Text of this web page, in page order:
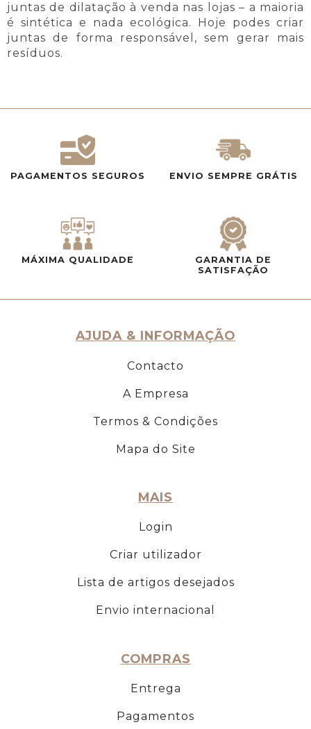
juntas de dilatação à venda nas lojas – a maioria
é sintética e nada ecológica. Hoje podes criar
juntas de forma responsável, sem gerar mais
resíduos.
PAGAMENTOS SEGUROS ENVIO SEMPRE GRÁTIS
MÁXIMA QUALIDADE
GARANTIA DE
SATISFAÇÃO
AJUDA & INFORMAÇÃO
Contacto
A Empresa
Termos & Condições
Mapa do Site
MAIS
Login
Criar utilizador
Lista de artigos desejados
Envio internacional
COMPRAS
Entrega
Pagamentos